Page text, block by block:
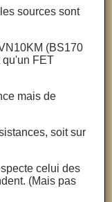
sources sont
(BS170
qu'un FET
mais de
soit sur
celui des
(Mais pas